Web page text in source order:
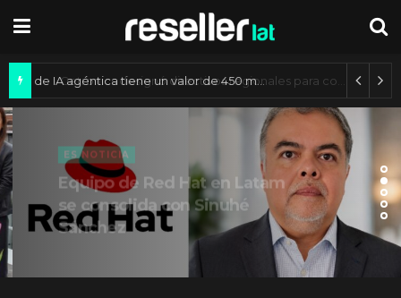
Mercado de IA agéntica tiene un valor de 450 mil millones de dólares
ES NOTICIA
Equipo de Red Hat en Latam
se consolida con Sinuhé
Sánchez